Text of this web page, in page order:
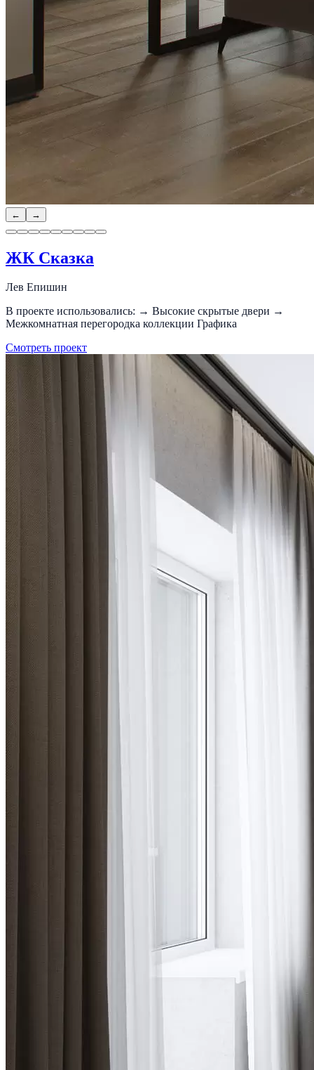
← →
ЖК Сказка
Лев Епишин
В проекте использовались: → Высокие скрытые двери →
Межкомнатная перегородка коллекции Графика
Смотреть проект